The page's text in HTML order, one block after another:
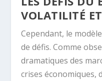
VOLATILITÉ
Cependant, le
de défis. Comme
dramatiques des
crises économiques,